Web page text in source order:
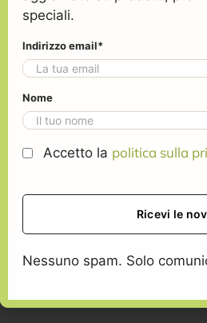
a freddo -
Box 5L
speciali.
Indirizzo email*
Nome
Accetto la politica sulla
Nessuno spam. Solo